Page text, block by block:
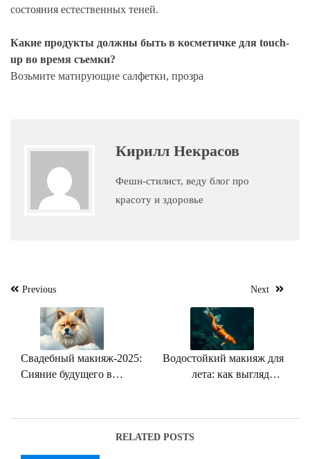
состояния естественных теней.
Какие продукты должны быть в косметичке для touch-
up во время съемки?
Возьмите матирующие салфетки, прозра
Кирилл Некрасов
Фешн-стилист, веду блог про
красоту и здоровье
Навигация
записям
Previous
Свадебный макияж-2025:
Сияние будущего в
Next
Водостойкий макияж для
лета: как выглядеть
RELATED POSTS